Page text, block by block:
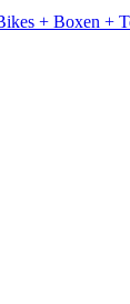
+ Boxen +